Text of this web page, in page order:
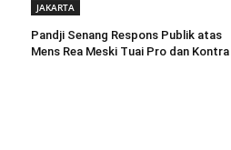
JAKARTA
Pandji Senang Respons Publik atas
Mens Rea Meski Tuai Pro dan Kontra